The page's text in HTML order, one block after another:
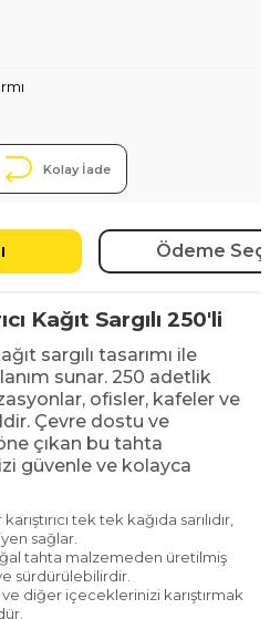
Kolay İade
Ödeme
Kağıt Sargılı 250'li
sargılı tasarımı ile
sunar. 250 adetlik
ofisler, kafeler ve
Çevre dostu ve
çıkan bu tahta
güvenle ve kolayca
tek tek kağıda sarılıdır,
sağlar.
tahta malzemeden üretilmiş
sürdürülebilirdir.
diğer içeceklerinizi karıştırmak